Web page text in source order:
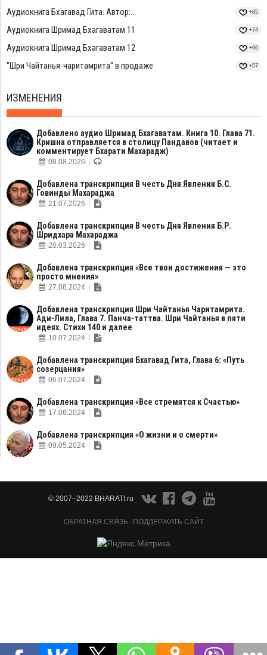
Аудиокнига Бхагавад Гита. Автор:... +85
Аудиокнига Шримад Бхагаватам 11 +74
Аудиокнига Шримад Бхагаватам 12 +66
"Шри Чайтанья-чаритамрита" в продаже +57
ИЗМЕНЕНИЯ
Добавлено аудио Шримад Бхагаватам. Книга 10. Глава 71.
Кришна отправляется в столицу Пандавов (читает и
комментирует Бхарати Махарадж)
08.08.2026
Добавлена транскрипция В честь Дня Явления Б.С.
Говинды Махараджа
21.07.2026
Добавлена транскрипция В честь Дня Явления Б.Р.
Шридхара Махараджа
20.03.2026
Добавлена транскрипция «Все твои достижения — это
просто мнения»
27.08.2024
Добавлена транскрипция Шри Чайтанья Чаритамрита.
Ади-Лила, Глава 7. Панча-таттва. Шри Чайтанья в пяти
идеях. Стихи 140 и далее
10.07.2024
Добавлена транскрипция Бхагавад Гита, Глава 6: «Путь
созерцания»
06.07.2024
Добавлена транскрипция «Все стремятся к Счастью»
17.06.2024
Добавлена транскрипция «О жизни и о смерти»
09.05.2024
© 2007–2022 BHARATI.ru
ОБРАТНАЯ СВЯЗЬ ПОДДЕРЖАТЬ САЙТ